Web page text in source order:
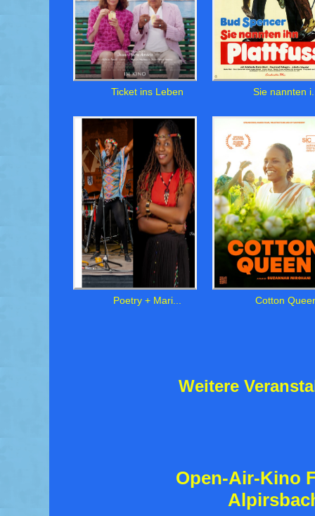
Ticket ins Leben Sie nannten
Poetry + Mari... Cotton
Weitere
Open-Air-Kino